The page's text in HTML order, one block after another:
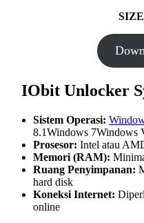
IObit Unlocker
Sistem Operasi:
8.1Windows 7Windows
Prosesor: Intel atau
Memori (RAM):
Ruang Penyimpanan:
hard disk
Koneksi Internet:
online